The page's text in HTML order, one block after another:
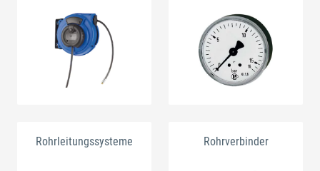
Rohrleitungssysteme Rohrverbinder